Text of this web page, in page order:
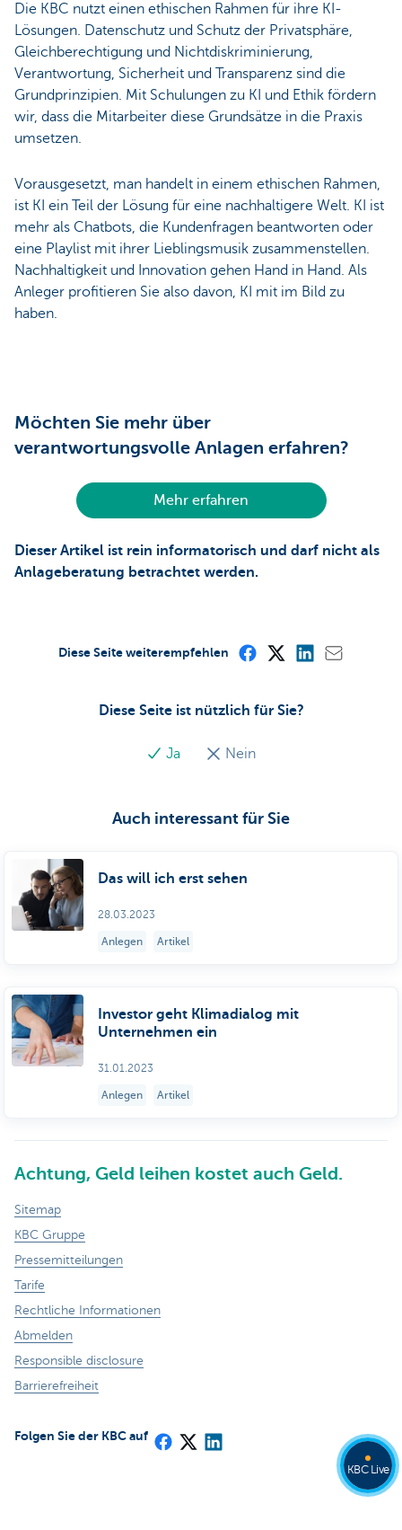
Die KBC nutzt einen ethischen Rahmen für ihre KI-
Lösungen. Datenschutz und Schutz der Privatsphäre,
Gleichberechtigung und Nichtdiskriminierung,
Verantwortung, Sicherheit und Transparenz sind die
Grundprinzipien. Mit Schulungen zu KI und Ethik fördern
wir, dass die Mitarbeiter diese Grundsätze in die Praxis
umsetzen.
Vorausgesetzt, man handelt in einem ethischen Rahmen,
ist KI ein Teil der Lösung für eine nachhaltigere Welt. KI ist
mehr als Chatbots, die Kundenfragen beantworten oder
eine Playlist mit ihrer Lieblingsmusik zusammenstellen.
Nachhaltigkeit und Innovation gehen Hand in Hand. Als
Anleger profitieren Sie also davon, KI mit im Bild zu
haben.
Möchten Sie mehr über
verantwortungsvolle Anlagen erfahren?
Mehr erfahren
Dieser Artikel ist rein informatorisch und darf nicht als
Anlageberatung betrachtet werden.
Diese Seite ist nützlich für Sie?
Ja Nein
Diese Seite weiterempfehlen
Auch interessant für Sie
Das will ich erst sehen
28.03.2023
Anlegen Artikel
Investor geht Klimadialog mit
Unternehmen ein
31.01.2023
Anlegen Artikel
Achtung, Geld leihen kostet auch Geld.
Sitemap
KBC Gruppe
Pressemitteilungen
Tarife
Rechtliche Informationen
Abmelden
Responsible disclosure
Barrierefreiheit
Folgen Sie der KBC auf
KBC Live